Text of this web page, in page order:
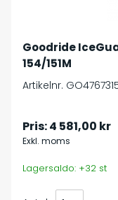
Goodride
154/151M
Artikelnr.
Pris:4 581,00 kr
Exkl. moms
Lagersaldo: +32 st